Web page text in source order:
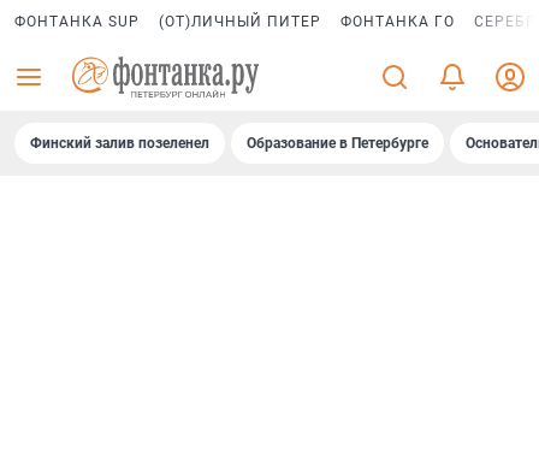
ФОНТАНКА SUP (ОТ)ЛИЧНЫЙ ПИТЕР ФОНТАНКА ГО
Финский залив позеленел Образование в Петербурге